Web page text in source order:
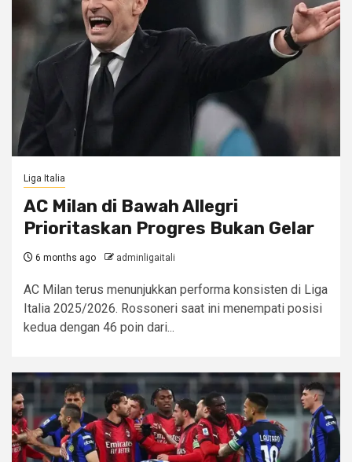
Liga Italia
AC Milan di Bawah Allegri
Prioritaskan Progres Bukan Gelar
6 months ago adminligaitali
AC Milan terus menunjukkan performa konsisten di Liga
Italia 2025/2026. Rossoneri saat ini menempati posisi
kedua dengan 46 poin dari...